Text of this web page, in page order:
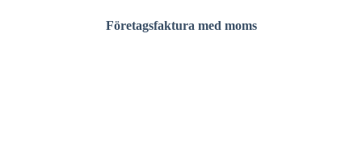
Företagsfaktura med moms